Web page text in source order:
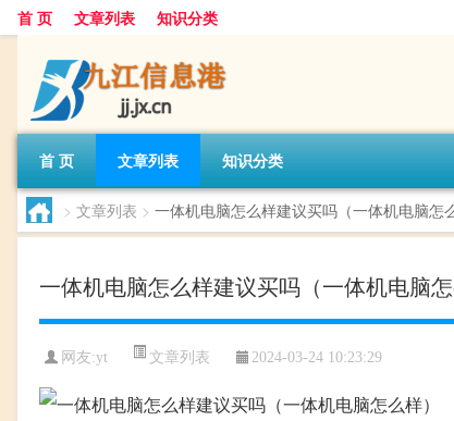
首 页 文章列表 知识分类
首 页 文章列表 知识分类
> 文章列表 > 一体机电脑怎么样建议买吗（一体机电脑怎
一体机电脑怎么样建议买吗（一体机电脑怎
网友:yt 文章列表 2024-03-24 10:23:29